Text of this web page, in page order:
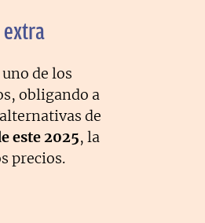
extra
de los
obligando a
de
este 2025, la
precios.